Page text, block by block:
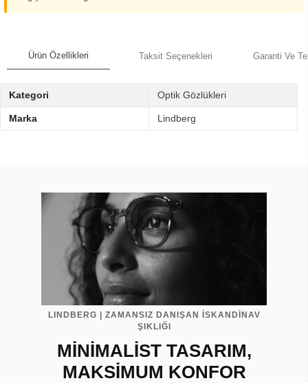
Ürün Özellikleri Taksit Seçenekleri Garanti Ve
Kategori Optik Gözlükleri
Marka Lindberg
LINDBERG | ZAMANSIZ DANIŞAN İSKANDİNAV
ŞIKLIĞI
MİNİMALİST TASARIM,
MAKSİMUM KONFOR